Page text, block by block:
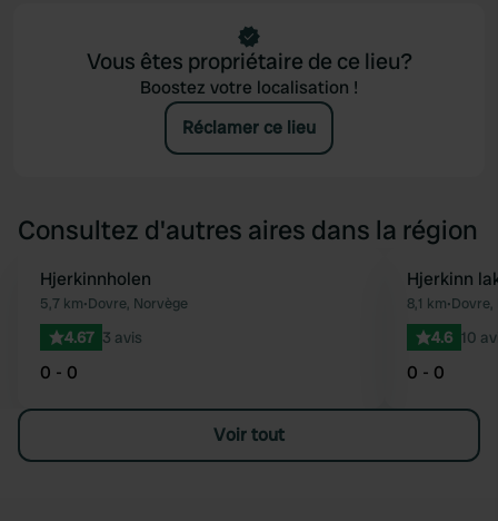
Vous êtes propriétaire de ce lieu?
Boostez votre localisation !
Réclamer ce lieu
Consultez d'autres aires dans la région
Préféré
Hjerkinnholen
5,7 km•Dovre, Norvège
4.67 3 avis
0 - 0
Hjerkinn
8,1 km•Dovre,
4.6 10
0 - 0
Voir tout